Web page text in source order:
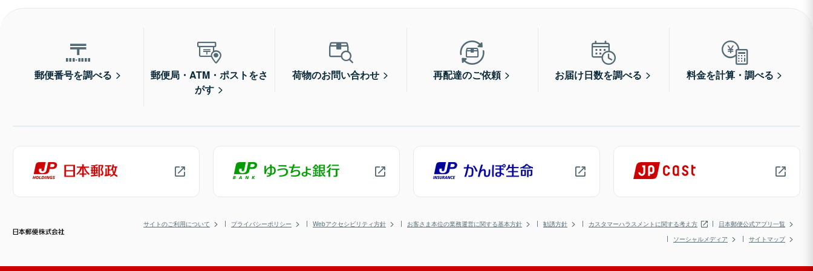
郵便番号を調べる
郵便局・ATM・ポストをさ
がす
荷物のお問い合わせ 再配達のご依頼 お届け日数を調べる 料金を計算・調べる
サイトのご利用について プライバシーポリシー Webアクセシビリティ方針 お客さま本位の業務運営に関する基本方針 勧誘方針 カスタマーハラスメントに関する考え方
日本郵便公式アプリ一覧
ソーシャルメディア
サイトマップ